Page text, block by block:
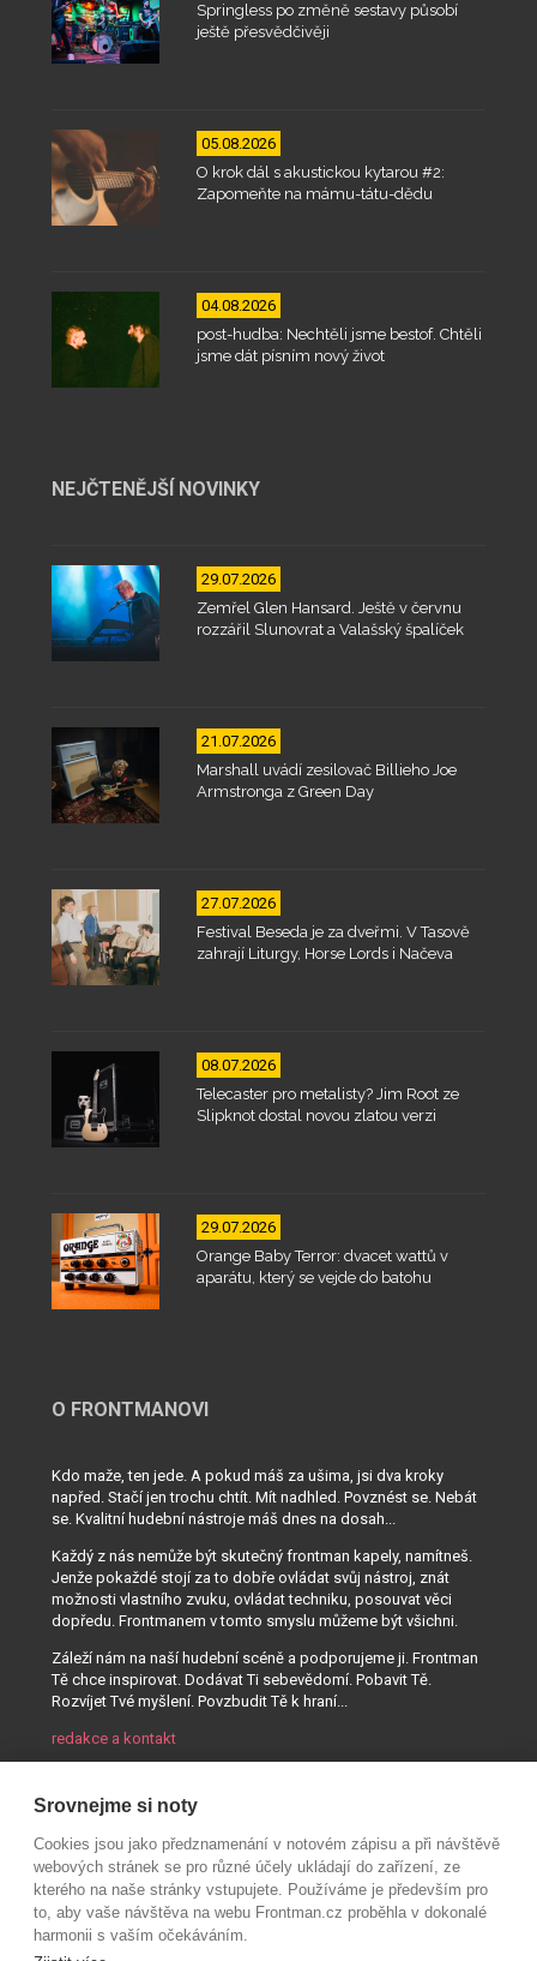
Springless po změně sestavy působí
ještě přesvědčivěji
05.08.2026
O krok dál s akustickou kytarou #2:
Zapomeňte na mámu-tátu-dědu
04.08.2026
post-hudba: Nechtěli jsme bestof. Chtěli
jsme dát písním nový život
NEJČTENĚJŠÍ NOVINKY
29.07.2026
Zemřel Glen Hansard. Ještě v červnu
rozzářil Slunovrat a Valašský špalíček
21.07.2026
Marshall uvádí zesilovač Billieho Joe
Armstronga z Green Day
27.07.2026
Festival Beseda je za dveřmi. V Tasově
zahrají Liturgy, Horse Lords i Načeva
08.07.2026
Telecaster pro metalisty? Jim Root ze
Slipknot dostal novou zlatou verzi
29.07.2026
Orange Baby Terror: dvacet wattů v
aparátu, který se vejde do batohu
O FRONTMANOVI
Kdo maže, ten jede. A pokud máš za ušima, jsi dva kroky
napřed. Stačí jen trochu chtít. Mít nadhled. Povznést se. Nebát
se. Kvalitní hudební nástroje máš dnes na dosah...
Každý z nás nemůže být skutečný frontman kapely, namítneš.
Jenže pokaždé stojí za to dobře ovládat svůj nástroj, znát
možnosti vlastního zvuku, ovládat techniku, posouvat věci
dopředu. Frontmanem v tomto smyslu můžeme být všichni.
Záleží nám na naší hudební scéně a podporujeme ji. Frontman
Tě chce inspirovat. Dodávat Ti sebevědomí. Pobavit Tě.
Rozvíjet Tvé myšlení. Povzbudit Tě k hraní...
redakce a kontakt
Srovnejme si noty
Cookies jsou jako předznamenání v notovém zápisu a při návštěvě
webových stránek se pro různé účely ukládají do zařízení, ze
kterého na naše stránky vstupujete. Používáme je především pro
to, aby vaše návštěva na webu Frontman.cz proběhla v dokonalé
harmonii s vaším očekáváním.